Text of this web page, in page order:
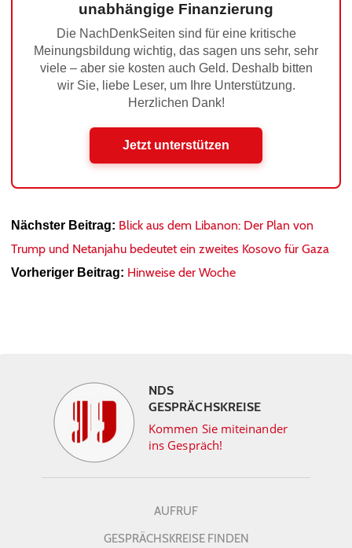
unabhängige Finanzierung
Die NachDenkSeiten sind für eine kritische
Meinungsbildung wichtig, das sagen uns sehr, sehr
viele – aber sie kosten auch Geld. Deshalb bitten
wir Sie, liebe Leser, um Ihre Unterstützung.
Herzlichen Dank!
Jetzt unterstützen
Nächster Beitrag: Blick aus dem Libanon: Der Plan von
Trump und Netanjahu bedeutet ein zweites Kosovo für Gaza
Vorheriger Beitrag: Hinweise der Woche
NDS
GESPRÄCHSKREISE
Kommen Sie miteinander
ins Gespräch!
AUFRUF
GESPRÄCHSKREISE FINDEN